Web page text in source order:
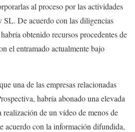
al proceso por las actividades
SL. De acuerdo con las diligencias
obtenido recursos procedentes de
el entramado actualmente bajo
una de las empresas relacionadas
habría abonado una elevada
de un vídeo de menos de
acuerdo con la información difundida,